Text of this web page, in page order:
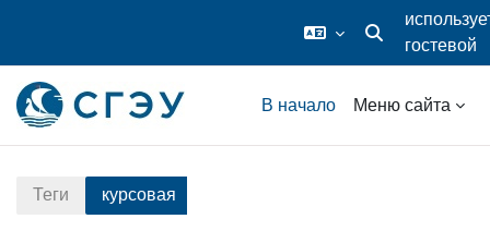
Изменитьгостевой
доступ
В начало
Меню сайта
Теги курсовая